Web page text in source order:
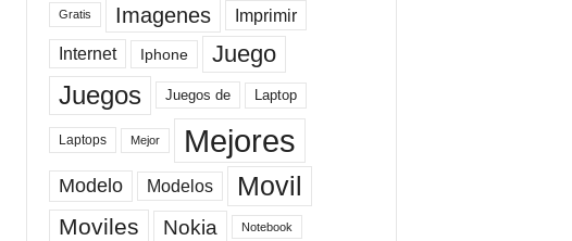
Gratis Imagenes Imprimir
Internet Iphone Juego
Juegos Juegos de Laptop
Laptops Mejor Mejores
Modelo Modelos Movil
Moviles Nokia Notebook